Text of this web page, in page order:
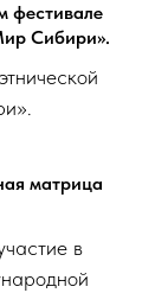
фестивале
Сибири».
матрица
в